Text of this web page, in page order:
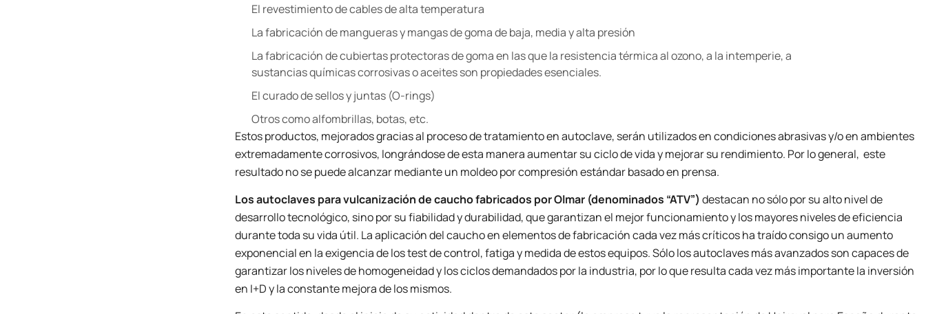
El revestimiento de cables de alta temperatura
La fabricación de mangueras y mangas de goma de baja, media y alta presión
La fabricación de cubiertas protectoras de goma en las que la resistencia térmica al ozono, a la intemperie, a
sustancias químicas corrosivas o aceites son propiedades esenciales.
El curado de sellos y juntas (O-rings)
Otros como alfombrillas, botas, etc.
Estos productos, mejorados gracias al proceso de tratamiento en autoclave, serán utilizados en condiciones abrasivas y/o en ambientes
extremadamente corrosivos, longrándose de esta manera aumentar su ciclo de vida y mejorar su rendimiento. Por lo general, este
resultado no se puede alcanzar mediante un moldeo por compresión estándar basado en prensa.
Los autoclaves para vulcanización de caucho fabricados por Olmar (denominados “ATV”) destacan no sólo por su alto nivel de
desarrollo tecnológico, sino por su fiabilidad y durabilidad, que garantizan el mejor funcionamiento y los mayores niveles de eficiencia
durante toda su vida útil. La aplicación del caucho en elementos de fabricación cada vez más críticos ha traído consigo un aumento
exponencial en la exigencia de los test de control, fatiga y medida de estos equipos. Sólo los autoclaves más avanzados son capaces de
garantizar los niveles de homogeneidad y los ciclos demandados por la industria, por lo que resulta cada vez más importante la inversión
en I+D y la constante mejora de los mismos.